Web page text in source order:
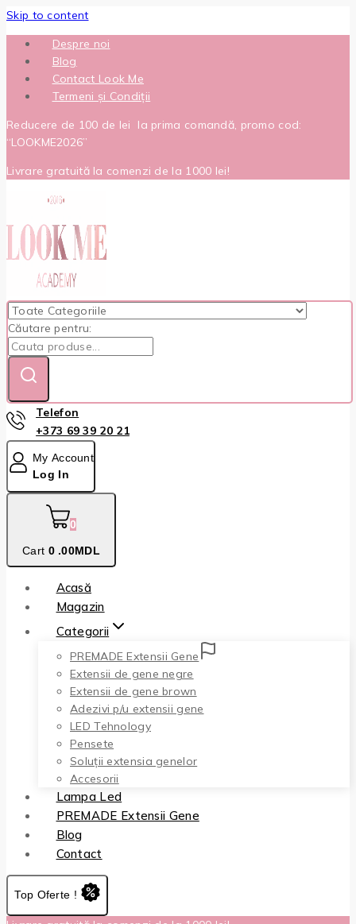
Skip to content
Despre noi
Blog
Contact Look Me
Termeni și Condiții
Reducere de 100 de lei la prima comandă, promo cod:
“LOOKME2026”
Livrare gratuită la comenzi de la 1000 lei!
Căutare pentru:
Telefon
+373 69 39 20 21
My Account
Log In
0
Cart 0 .00MDL
Acasă
Magazin
Categorii
PREMADE Extensii Gene
Extensii de gene negre
Extensii de gene brown
Adezivi p/u extensii gene
LED Tehnology
Pensete
Soluții extensia genelor
Accesorii
Lampa Led
PREMADE Extensii Gene
Blog
Contact
Top Oferte !